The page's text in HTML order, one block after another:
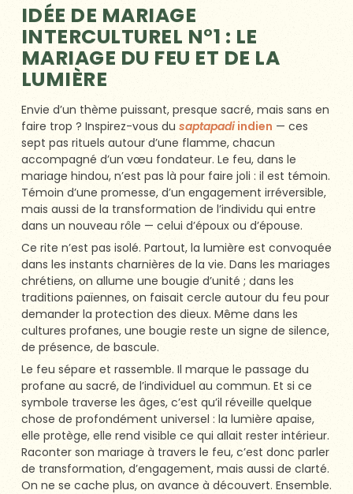
IDÉE DE MARIAGE
INTERCULTUREL N°1 : LE
MARIAGE DU FEU ET DE LA
LUMIÈRE
Envie d’un thème puissant, presque sacré, mais sans en
faire trop ? Inspirez-vous du saptapadiindien — ces
sept pas rituels autour d’une flamme, chacun
accompagné d’un vœu fondateur. Le feu, dans le
mariage hindou, n’est pas là pour faire joli : il est témoin.
Témoin d’une promesse, d’un engagement irréversible,
mais aussi de la transformation de l’individu qui entre
dans un nouveau rôle — celui d’époux ou d’épouse.
Ce rite n’est pas isolé. Partout, la lumière est convoquée
dans les instants charnières de la vie. Dans les mariages
chrétiens, on allume une bougie d’unité ; dans les
traditions païennes, on faisait cercle autour du feu pour
demander la protection des dieux. Même dans les
cultures profanes, une bougie reste un signe de silence,
de présence, de bascule.
Le feu sépare et rassemble. Il marque le passage du
profane au sacré, de l’individuel au commun. Et si ce
symbole traverse les âges, c’est qu’il réveille quelque
chose de profondément universel : la lumière apaise,
elle protège, elle rend visible ce qui allait rester intérieur.
Raconter son mariage à travers le feu, c’est donc parler
de transformation, d’engagement, mais aussi de clarté.
On ne se cache plus, on avance à découvert. Ensemble.